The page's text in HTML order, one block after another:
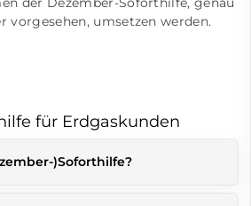
vorgesehen, umsetzen werden.
für Erdgaskunden
)Soforthilfe?